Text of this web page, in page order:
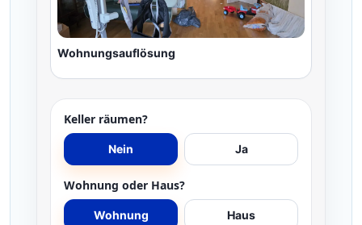
Wohnungsauflösung
Keller räumen?
Nein Ja
Wohnung oder Haus?
Wohnung Haus